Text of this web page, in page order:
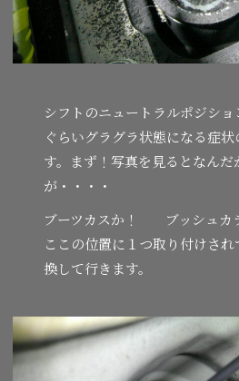
シフトのニュートラルポジシ
ぐらいグラグラ状態になる症
す。まず！写真を見るとなんだ
が・・・・
ブーツカスか！ ブッシュカ
ここの位置に１つ取り付けさ
換して行きます。